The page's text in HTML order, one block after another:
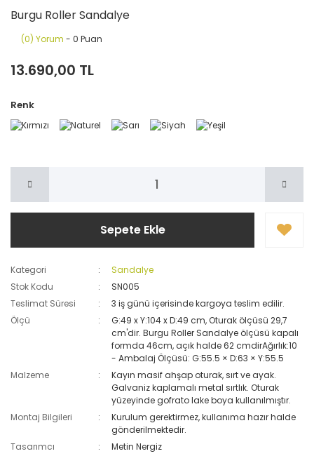
Burgu Roller Sandalye
(0) Yorum - 0 Puan
13.690,00 TL
Renk
Sepete Ekle
Kategori
Sandalye
Stok Kodu
SN005
Teslimat Süresi
3 iş günü içerisinde kargoya teslim edilir.
Ölçü
G:49 x Y:104 x D:49 cm, Oturak ölçüsü 29,7
cm'dir. Burgu Roller Sandalye ölçüsü kapalı
formda 46cm, açık halde 62 cmdirAğırlık:10
- Ambalaj Ölçüsü: G:55.5 × D:63 × Y:55.5
Malzeme
Kayın masif ahşap oturak, sırt ve ayak.
Galvaniz kaplamalı metal sırtlık. Oturak
yüzeyinde gofrato lake boya kullanılmıştır.
Montaj Bilgileri
Kurulum gerektirmez, kullanıma hazır halde
gönderilmektedir.
Tasarımcı
Metin Nergiz